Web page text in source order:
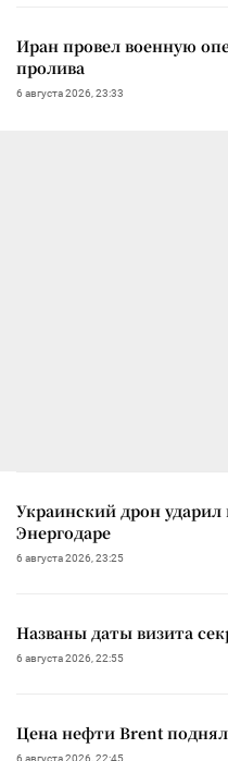
Иран провел военную
пролива
6 августа 2026, 23:33
Украинский дрон
Энергодаре
6 августа 2026, 23:25
Названы даты визита
6 августа 2026, 22:55
Цена нефти Brent
6 августа 2026, 22:45